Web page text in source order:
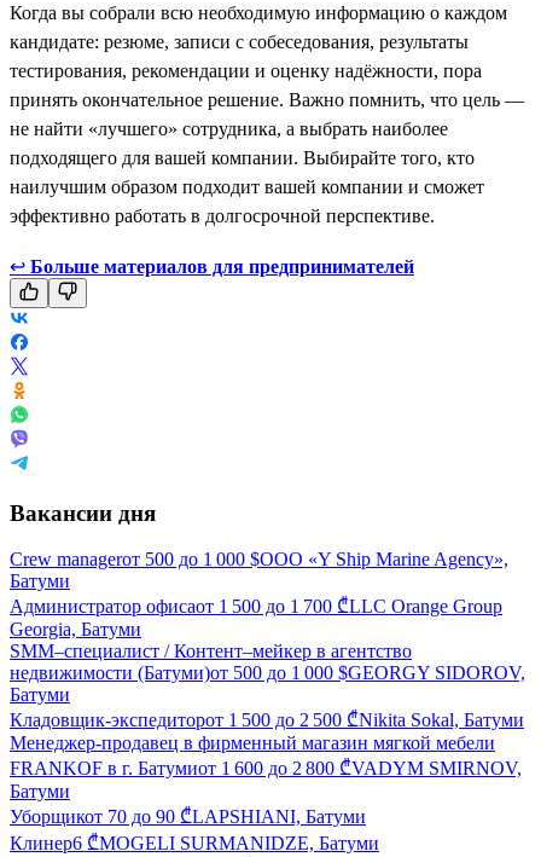
Когда вы собрали всю необходимую информацию о каждом
кандидате: резюме, записи с собеседования, результаты
тестирования, рекомендации и оценку надёжности, пора
принять окончательное решение. Важно помнить, что цель —
не найти «лучшего» сотрудника, а выбрать наиболее
подходящего для вашей компании. Выбирайте того, кто
наилучшим образом подходит вашей компании и сможет
эффективно работать в долгосрочной перспективе.
↩ Больше материалов для предпринимателей
Вакансии дня
Crew managerот 500 до 1 000 $ООО «Y Ship Marine Agency»,
Батуми
Администратор офисаот 1 500 до 1 700 ₾LLC Orange Group
Georgia, Батуми
SMM–специалист / Контент–мейкер в агентство
недвижимости (Батуми)от 500 до 1 000 $GEORGY SIDOROV,
Батуми
Кладовщик-экспедиторот 1 500 до 2 500 ₾Nikita Sokal, Батуми
Менеджер-продавец в фирменный магазин мягкой мебели
FRANKOF в г. Батумиот 1 600 до 2 800 ₾VADYM SMIRNOV,
Батуми
Уборщикот 70 до 90 ₾LAPSHIANI, Батуми
Клинер6 ₾MOGELI SURMANIDZE, Батуми